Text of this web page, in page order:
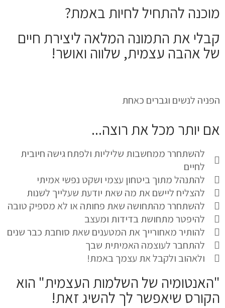
מוכנה להתחיל לחיות באמת?
קבלי את התמונה המלאה ליצירת חיים
של אהבה עצמית, שלווה ואושר!
הפניה לנשים וגברים כאחת
אם יותר מכל את רוצה...
להשתחרר ממחשבות שליליות ולפתח גישה חיובית
לחיים
להתנהל מתוך ביטחון עצמי ושקט נפשי אמיתי
להצליח ליישם את מה שאת יודעת שעלייך לשנות
להשתחרר מהתחושה שאת פחותה או לא מספיק טובה
להיפטר מתחושת בדידות ומעצב
להותיר מאחורייך את המטענים שאת סוחבת כבר שנים
להתחבר לעוצמה האמיתית שבך
ולאהוב ולקבל את עצמך באמת!
"האנטומיה של השלמות העצמית" הוא
הקורס שיאפשר לך להשיג זאת!